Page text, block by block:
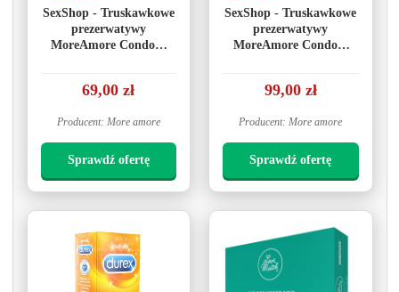
SexShop - Truskawkowe
prezerwatywy
MoreAmore Condom
69,00 zł
Producent: More amore
Sprawdź ofertę
SexShop - Truskawkowe
prezerwatywy
MoreAmore Condom
99,00 zł
Producent: More amore
Sprawdź ofertę